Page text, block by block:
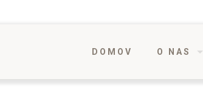
DOMOV O NAS